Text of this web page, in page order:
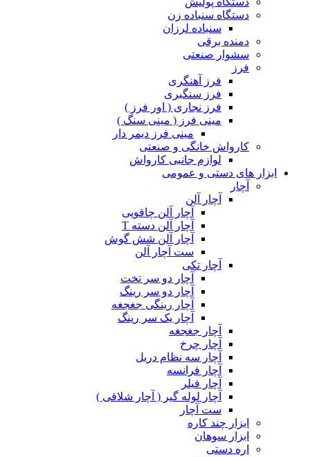
دستگاه سنباده زن
سنباده لرزان
دمنده برقی
سشوار صنعتی
فرز
فرز آهنگری
فرز سنگبری
فرز نجاری ( اور فرز )
مینی فرز ( مینی سنگ )
مینی فرز دیمر دار
کارواش خانگی و صنعتی
لوازم جانبی کارواش
ابزار های دستی و عمومی
آچار
آچار آلن
آچار آلن چاقویی
آچار آلن دسته T
آچار آلن شش گوش
ست آچار آلن
آچار تکی
آچار دو سر تخت
آچار دو سر رینگ
آچار رینگی جغجغه
آچار یک سر رینگ
آچار جغجغه
آچار چرخ
آچار سه نظام دریل
آچار فرانسه
آچار فیلر
آچار لوله گیر ( آچار شلاقی )
ست آچار
ابزار چند کاره
ابزار سوهان
اره دستی